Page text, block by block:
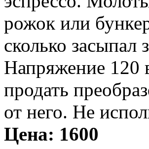
рожок или
сколько засыпал
Напряжение 120
продать
от него. Не
Цена: 1600